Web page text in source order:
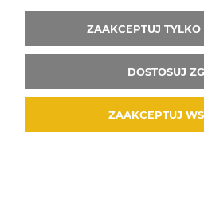
Otrzymasz
zł na pierwsze
ZAAKCEPTUJ
DOSTOSUJ
ZAAKCEPTUJ